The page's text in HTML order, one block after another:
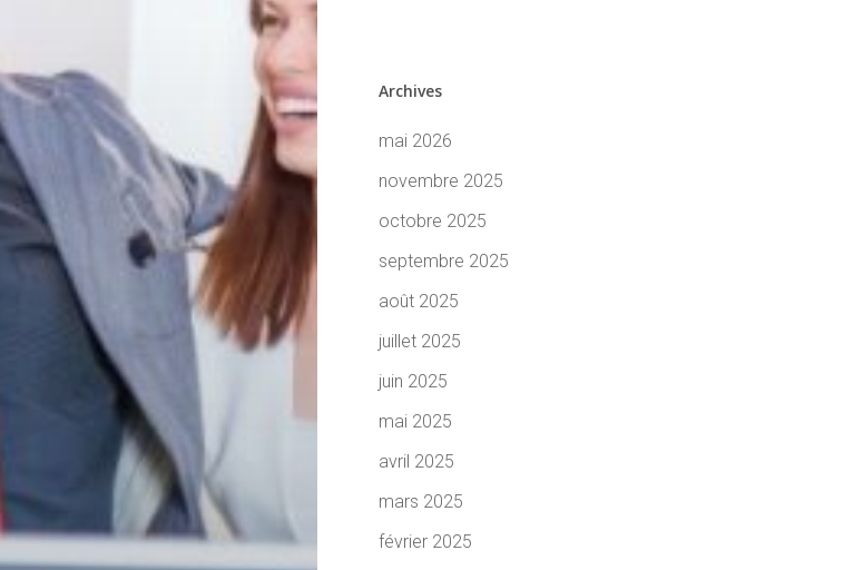
Archives
mai 2026
novembre 2025
octobre 2025
septembre 2025
août 2025
juillet 2025
juin 2025
mai 2025
avril 2025
mars 2025
février 2025